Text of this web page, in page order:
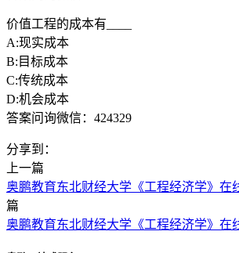
价值工程的成本有____
A:现实成本
B:目标成本
C:传统成本
D:机会成本
答案问询微信：424329
分享到：
上一篇
奥鹏教育东北财经大学《工程经济学》在
篇
奥鹏教育东北财经大学《工程经济学》在